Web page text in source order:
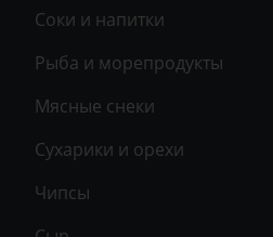
Соки и напитки
Рыба и морепродукты
Мясные снеки
Сухарики и орехи
Чипсы